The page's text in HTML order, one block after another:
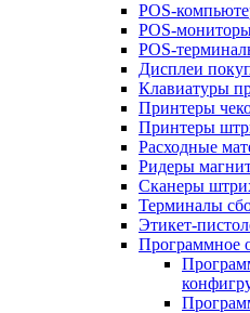
POS-
POS-
POS-
Дисплеи
Клавиатуры
Принтеры
Принтеры
Расходные
Ридеры
Сканеры
Терминалы
Этикет-
Программное